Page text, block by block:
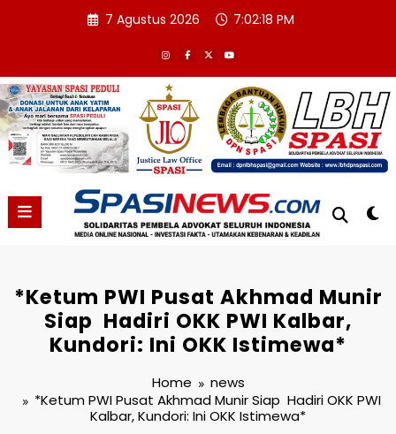
7 Agustus 2026 7:02:19 PM
*Ketum PWI Pusat Akhmad Munir
Siap Hadiri OKK PWI Kalbar,
Kundori: Ini OKK Istimewa*
Home
news
*Ketum PWI Pusat Akhmad Munir Siap Hadiri OKK PWI
Kalbar, Kundori: Ini OKK Istimewa*